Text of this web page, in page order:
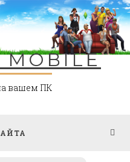
MOBILE
вашем ПК